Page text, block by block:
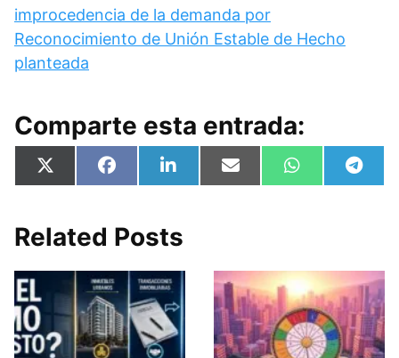
improcedencia de la demanda por
Reconocimiento de Unión Estable de Hecho
planteada
Comparte esta entrada:
Compartir
en
X
(
i
t
e
Compartir
en
F
a
b
o
k
Compartir
en
L
i
e
d
n
Compartir
en
E
m
Compartir
en
W
h
p
en
T
e
m
Related Posts